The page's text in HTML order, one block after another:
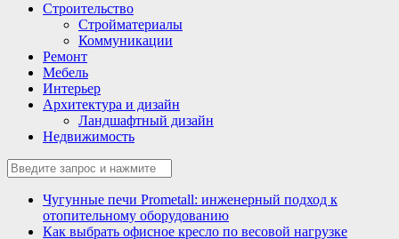
Строительство
Стройматериалы
Коммуникации
Ремонт
Мебель
Интерьер
Архитектура и дизайн
Ландшафтный дизайн
Недвижимость
Чугунные печи Prometall: инженерный подход к
отопительному оборудованию
Как выбрать офисное кресло по весовой нагрузке